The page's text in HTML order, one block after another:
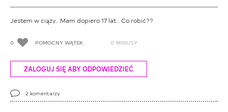
Jestem w ciąży.. Mam dopiero 17 lat.. Co robić??
0 POMOCNY WĄTEK 0 MINUSY
ZALOGUJ SIĘ ABY ODPOWIEDZIEĆ
2 komentarzy